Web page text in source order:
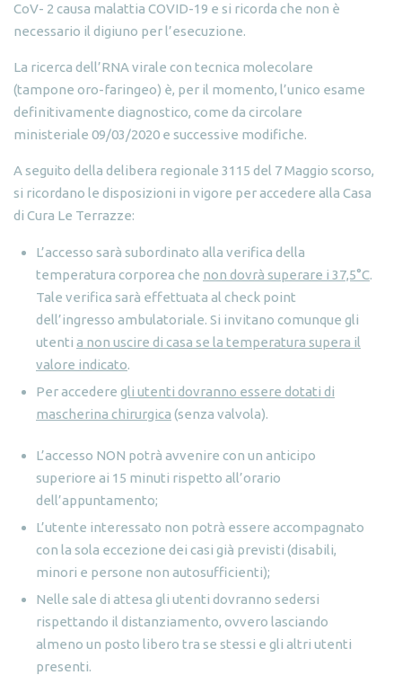
CoV- 2 causa malattia COVID-19 e si ricorda che non è
necessario il digiuno per l’esecuzione.
La ricerca dell’RNA virale con tecnica molecolare
(tampone oro-faringeo) è, per il momento, l’unico esame
definitivamente diagnostico, come da circolare
ministeriale 09/03/2020 e successive modifiche.
A seguito della delibera regionale 3115 del 7 Maggio scorso,
si ricordano le disposizioni in vigore per accedere alla Casa
di Cura Le Terrazze:
L’accesso sarà subordinato alla verifica della
temperatura corporea che non dovrà superare i 37,5°C.
Tale verifica sarà effettuata al check point
dell’ingresso ambulatoriale. Si invitano comunque gli
utenti a non uscire di casa se la temperatura supera il
valore indicato.
Per accedere gli utenti dovranno essere dotati di
mascherina chirurgica (senza valvola).
L’accesso NON potrà avvenire con un anticipo
superiore ai 15 minuti rispetto all’orario
dell’appuntamento;
L’utente interessato non potrà essere accompagnato
con la sola eccezione dei casi già previsti (disabili,
minori e persone non autosufficienti);
Nelle sale di attesa gli utenti dovranno sedersi
rispettando il distanziamento, ovvero lasciando
almeno un posto libero tra se stessi e gli altri utenti
presenti.